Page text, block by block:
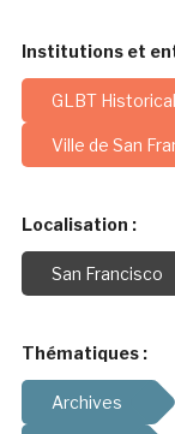
Institutions et
GLBT
Ville de San
Localisation :
San Francisco
Thématiques :
Archives